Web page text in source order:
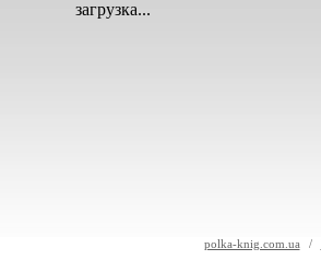
загрузка...
polka-knig.com.ua /